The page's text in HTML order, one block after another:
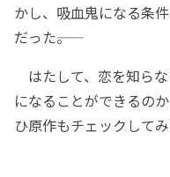
かし、吸血鬼になる条
だった――。
はたして、恋を知ら
になることができるの
ひ原作もチェックしてみ